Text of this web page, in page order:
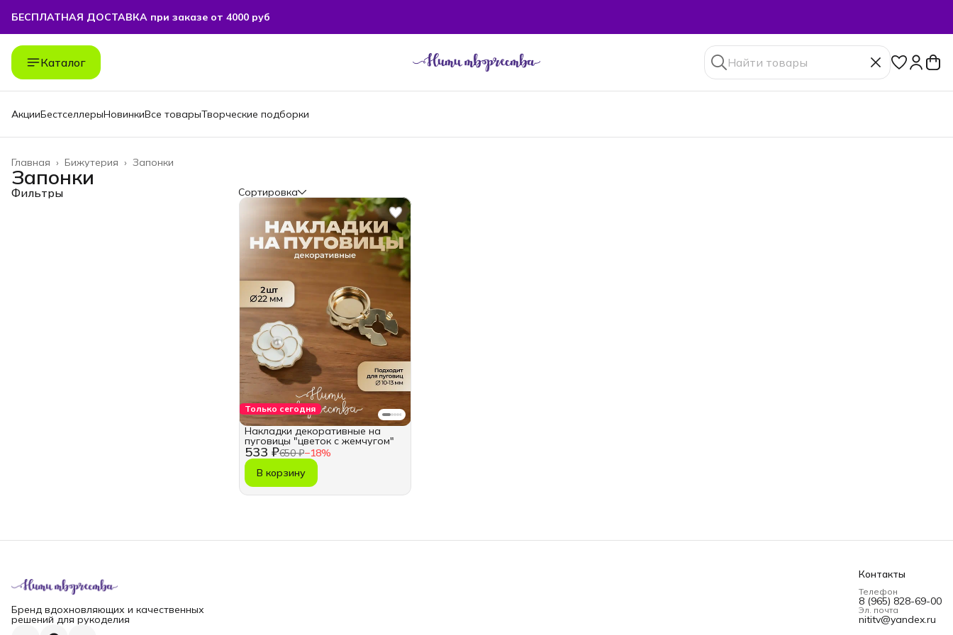
БЕСПЛАТНАЯ ДОСТАВКА при заказе от 4000 руб
Каталог
АкцииБестселлерыНовинкиВсе товарыТворческие подборки
Запонки
Бижутерия ›
Главная ›
Запонки
Фильтры Сортировка
Только сегодня
533 ₽650 ₽−18%
Накладки декоративные на
пуговицы "цветок с жемчугом"
В корзину
Бренд вдохновляющих и качественных
решений для рукоделия
Контакты
Телефон
8 (965) 828-69-00
Эл. почта
nititv@yandex.ru